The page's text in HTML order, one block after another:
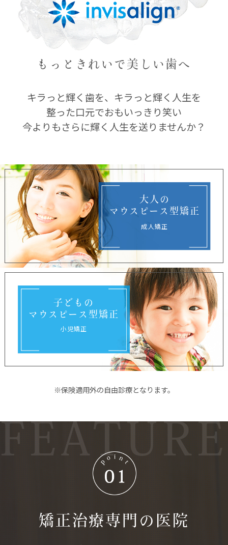
もっときれいで美しい歯へ
キラっと輝く歯を、キラっと輝く人生を
整った口元でおもいっきり笑い
今よりもさらに輝く人生を送りませんか？
大人の
マウスピース型矯正
成人矯正
子どもの
マウスピース型矯正
小児矯正
※保険適用外の自由診療となります。
FEATURE
矯正治療専門の 医院